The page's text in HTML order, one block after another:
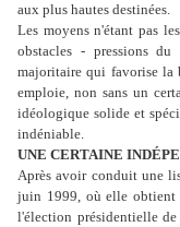
aux plus hautes destinées.
Les moyens n'étant pas
obstacles - pressions
majoritaire qui favorise la
emploie, non sans un
idéologique solide et
indéniable.
UNE CERTAINE
Après avoir conduit une
juin 1999, où elle obtient
l'élection présidentielle